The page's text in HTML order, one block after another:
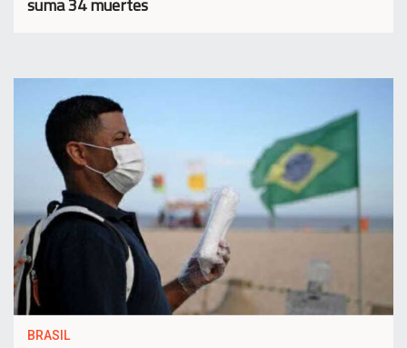
suma 34 muertes
BRASIL